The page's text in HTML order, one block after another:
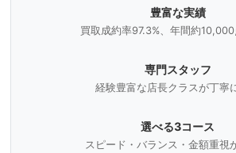
豊富な実績
買取成約率97.3%、年間約
専門スタッフ
経験豊富な店長クラスが丁寧
選べる3コース
スピード・バランス・金額重視